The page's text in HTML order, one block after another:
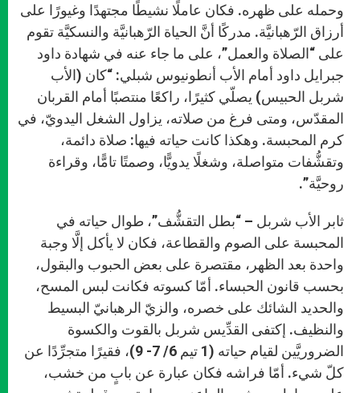
وحمله على ظهره. فكان عاملًا نشيطًا مجتهدًا وغيورًا على
أرزاق الرّهبانيَّة. مدركًا أنَّ الحياة الرّهبانيَّة والنسكيَّة تقوم
على “الصلاة والعمل”، على ما جاء عنه في شهادة داود
جبرايل داود أمام الأب أنطونيوس شبلي: “كان (الأب
شربل الحبيس) يصلّي كثيرًا، راكعًا منتصبًا أمام القربان
المقدّس، ومتى فرغ من صلاته، يزاول الشغل اليدويّ، في
كرم المحبسة. وهكذا كانت حياته فيها: صلاة دائمة،
وتقشُّفات متواصلة، وشغلًا يدويًّا، وصمتًا تامًّا، وقراءة
روحيَّة”.
ثابر الأب شربل – “بطل التقشُّف”، طوال حياته في
المحبسة على الصوم والقطاعة، فكان لا يأكل إلَّا وجبة
واحدة بعد الظهر، مقتصرة على بعض الحبوب والبقول،
بحسب قانون الحبساء. أمّا كسوته فكانت لبس المسح،
والحديد الشائك على خصره، والزيّ الرهبانيّ البسيط
والنظيف. إكتفى القدِّيس شربل بالقوت والكسوة
الضروريَّين لقيام حياته (1 تيم 6/ 7- 9)، فقيرًا متجرِّدًا عن
كلّ شيء. أمّا فراشه فكان عبارة عن بابٍ من خشب،